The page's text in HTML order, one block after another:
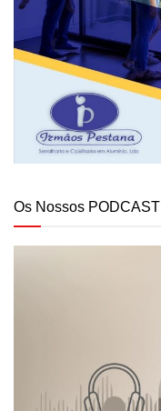
Os Nossos PODCAST